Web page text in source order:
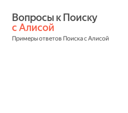
с Алисой
Примеры ответов Поиска с Алисой